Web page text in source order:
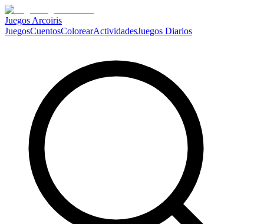
Juegos Arcoiris
JuegosCuentosColorearActividadesJuegos Diarios